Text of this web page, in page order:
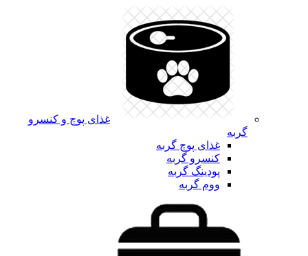
غذای پوچ و کنسرو
گربه
غذای پوچ گربه
کنسرو گربه
پودینگ گربه
ووم گربه